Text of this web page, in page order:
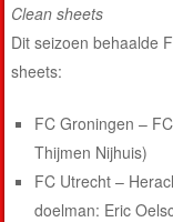
Clean sheets
Dit seizoen behaalde
sheets:
FC Groningen –
Thijmen Nijhuis)
FC Utrecht –
doelman: Eric